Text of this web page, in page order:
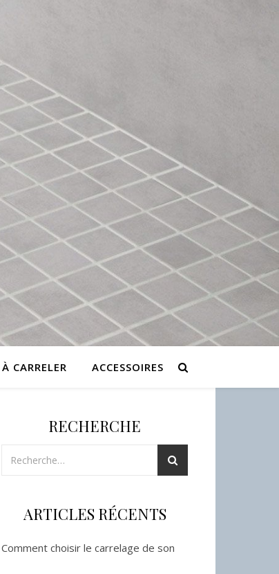
CARRELER ACCESSOIRES
RECHERCHE
ARTICLES RÉCENTS
Comment choisir le carrelage de son